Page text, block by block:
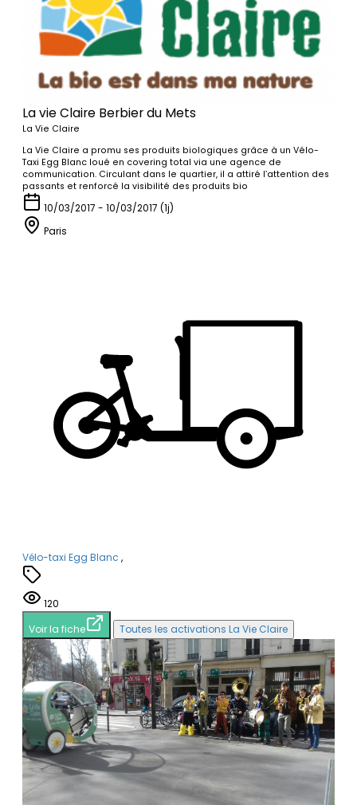
La vie Claire Berbier du Mets
La Vie Claire
La Vie Claire a promu ses produits biologiques grâce à un Vélo-
Taxi Egg Blanc loué en covering total via une agence de
communication. Circulant dans le quartier, il a attiré l’attention des
passants et renforcé la visibilité des produits bio
10/03/2017 - 10/03/2017 (1j)
Paris
Vélo-taxi Egg Blanc ,
120
Voir la fiche
Toutes les activations La Vie Claire